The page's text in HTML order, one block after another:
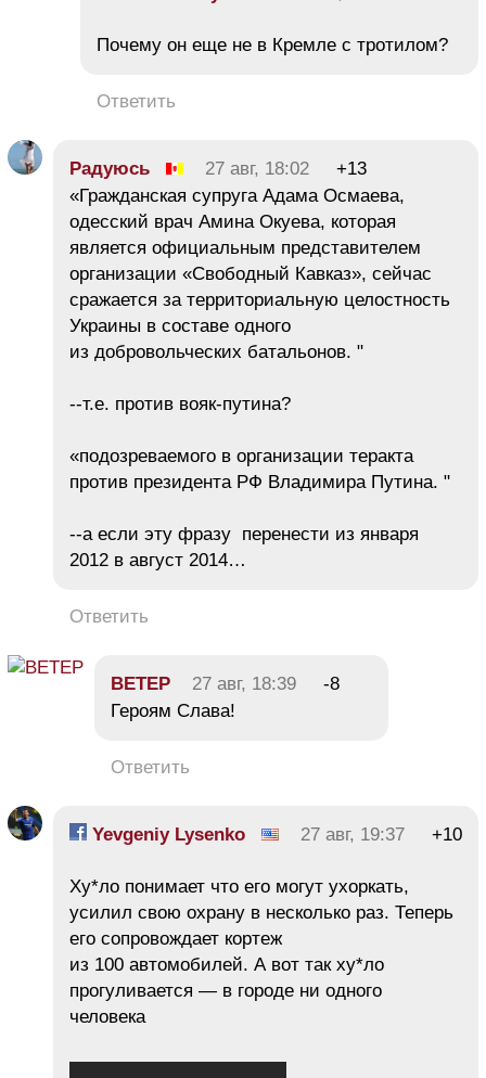
Почему он еще не в Кремле с тротилом?
Ответить
Радуюсь 27 авг, 18:02
+13
«Гражданская супруга Адама Осмаева,
одесский врач Амина Окуева, которая
является официальным представителем
организации «Свободный Кавказ», сейчас
сражается за территориальную целостность
Украины в составе одного
из добровольческих батальонов. "
--т.е. против вояк-путина?
«подозреваемого в организации теракта
против президента РФ Владимира Путина. "
--а если эту фразу перенести из января
2012 в август 2014…
Ответить
BETEP 27 авг, 18:39
-8
Героям Слава!
Ответить
Yevgeniy Lysenko 27 авг, 19:37 +10
Ху*ло понимает что его могут ухоркать,
усилил свою охрану в несколько раз. Теперь
его сопровождает кортеж
из 100 автомобилей. А вот так ху*ло
прогуливается — в городе ни одного
человека